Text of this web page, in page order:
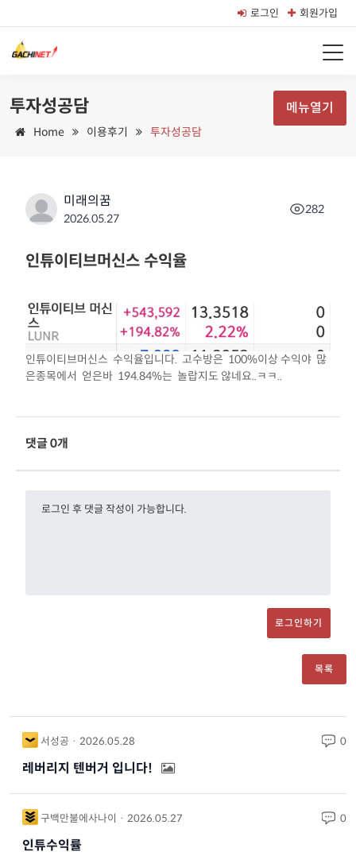
로그인 회원가입
투자성공담 메뉴열기
Home 이용후기 투자성공담
미래의꿈
2026.05.27
282
인튜이티브머신스 수익율
인튜이티브머신스 수익율입니다. 고수방은 100%이상 수익야 많
은종목에서 얻은바 194.84%는 놀랍지도 않네요..ㅋㅋ..
댓글 0개
로그인하기
목록
서성공 · 2026.05.28 0
레버리지 텐버거 입니다!
구백만불에사나이 · 2026.05.27 0
인튜수익률